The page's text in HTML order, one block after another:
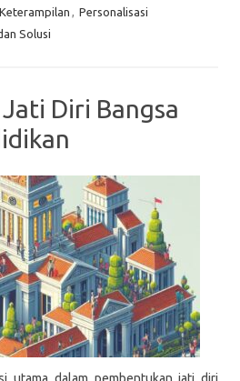
, Personalisasi
Solusi
Diri Bangsa